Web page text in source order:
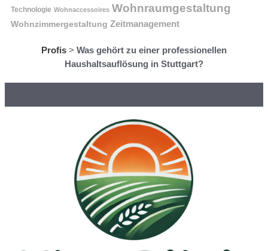
Technologie Wohnaccessoires Wohnraumgestaltung
Wohnzimmergestaltung Zeitmanagement
Profis > Was gehört zu einer professionellen
Haushaltsauflösung in Stuttgart?